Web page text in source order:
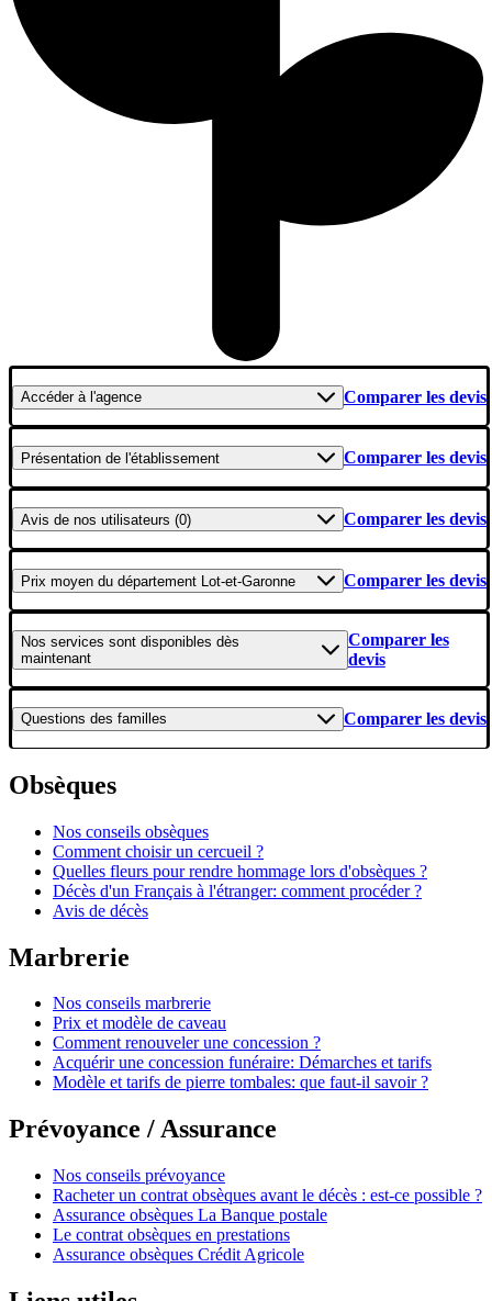
Accéderà l'agence Comparer les devis
Présentation de l'établissement Comparer les devis
Avis de nos utilisateurs (0) Comparer les devis
Prix moyen du département Lot-et-Garonne Comparer les devis
Nos services sont disponibles dès
maintenant
Comparer les
devis
Questions des familles Comparer les devis
Obsèques
Nos conseils obsèques
Comment choisir un cercueil ?
Quelles fleurs pour rendre hommage lors d'obsèques ?
Décès d'un Français à l'étranger: comment procéder ?
Avis de décès
Marbrerie
Nos conseils marbrerie
Prix et modèle de caveau
Comment renouveler une concession ?
Acquérir une concession funéraire: Démarches et tarifs
Modèle et tarifs de pierre tombales: que faut-il savoir ?
Prévoyance / Assurance
Nos conseils prévoyance
Racheter un contrat obsèques avant le décès : est-ce possible ?
Assurance obsèques La Banque postale
Le contrat obsèques en prestations
Assurance obsèques Crédit Agricole